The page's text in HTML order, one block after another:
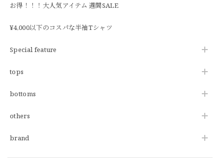
お得！！！大人気アイテム 週間SALE
¥4,000以下のコスパな半袖Tシャツ
Special feature
tops
bottoms
others
brand